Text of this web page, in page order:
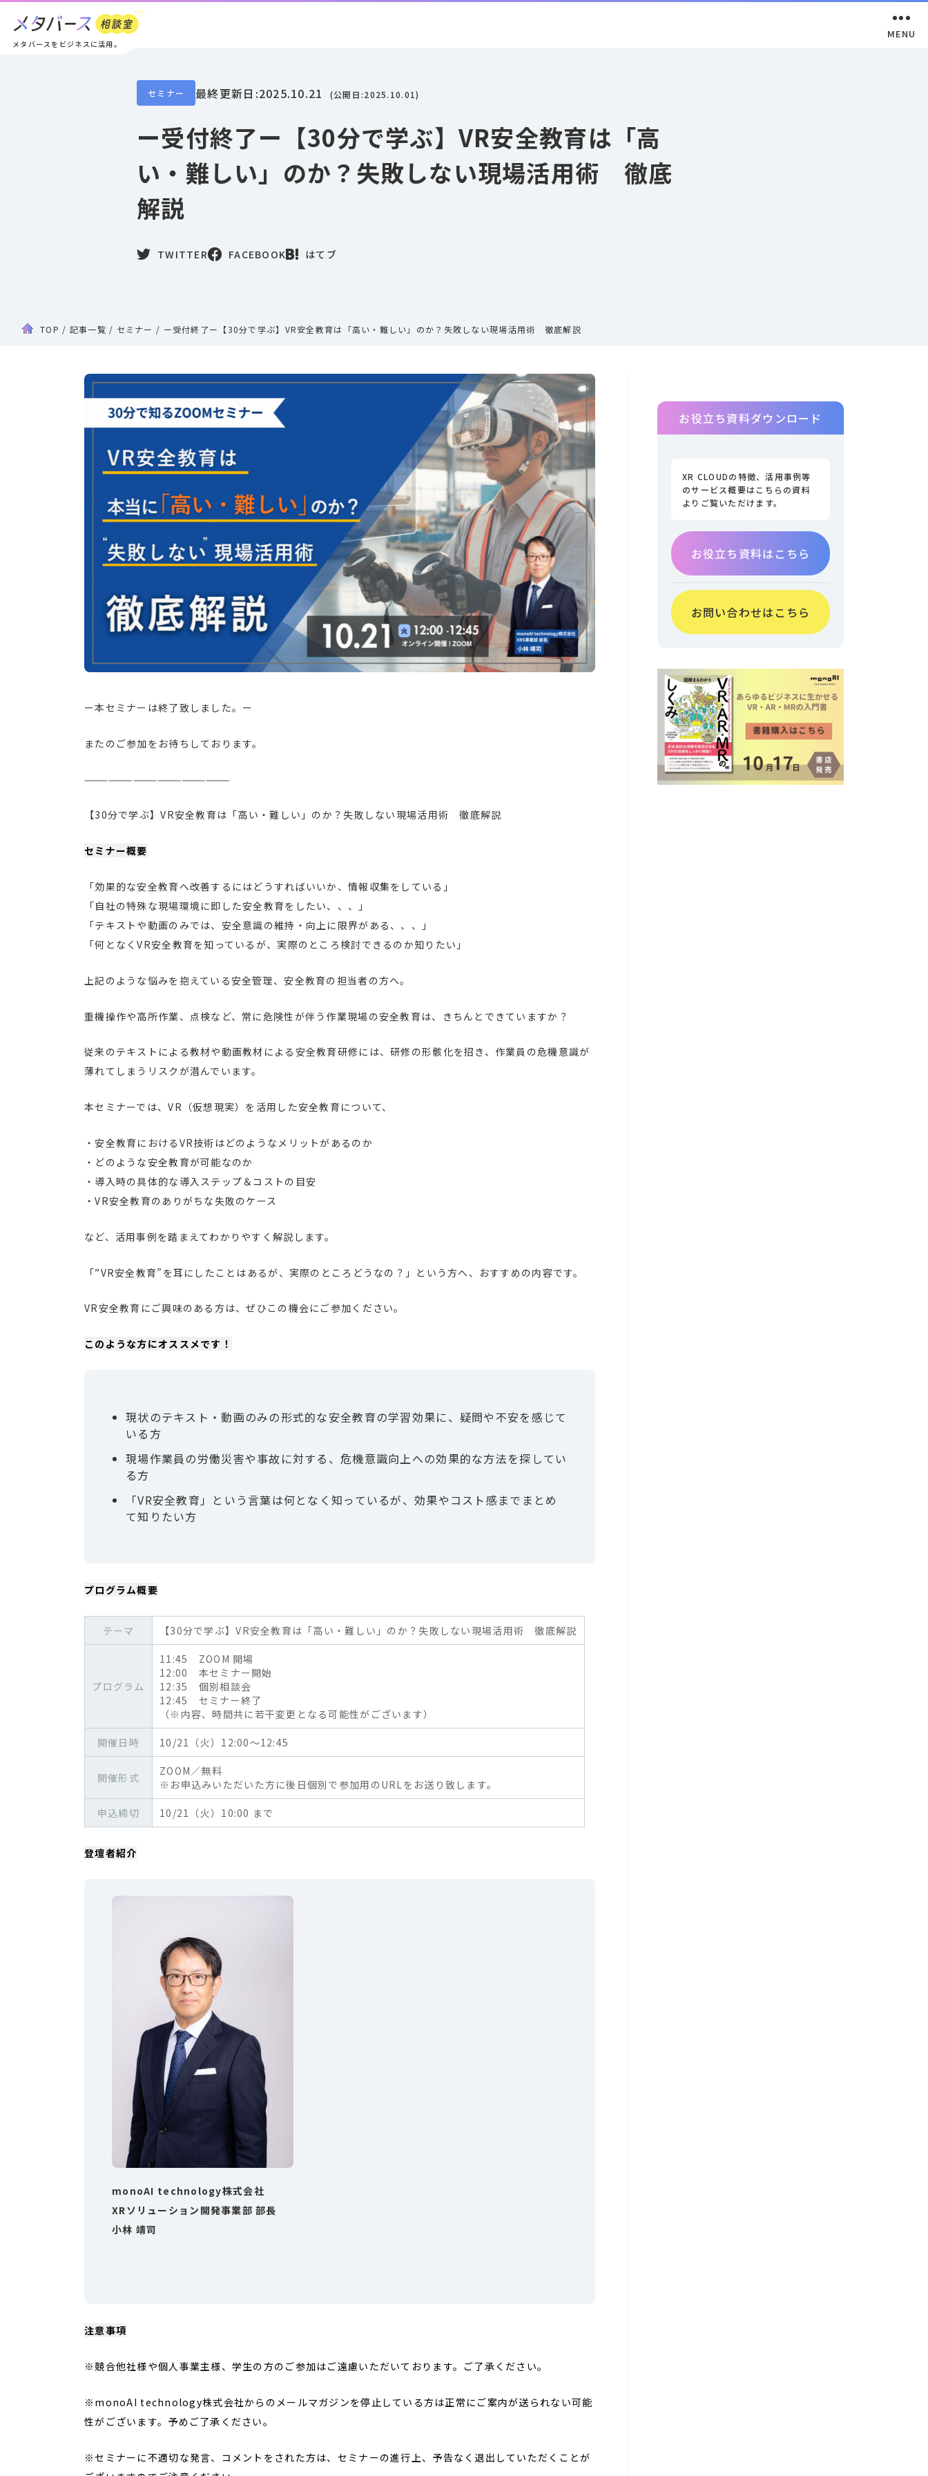
メタバースをビジネスに活用。
セミナー 最終更新日:2025.10.21 (公開日:2025.10.01)
ー受付終了ー【30分で学ぶ】VR安全教育は「高
い・難しい」のか？失敗しない現場活用術 徹底
解説
TWITTER FACEBOOK はてブ
TOP / 記事一覧 / セミナー / ー受付終了ー【30分で学ぶ】VR安全教育は「高い・難しい」のか？失敗しない現場活用術 徹底解説
ー本セミナーは終了致しました。ー
またのご参加をお待ちしております。
——————————————————
【30分で学ぶ】VR安全教育は「高い・難しい」のか？失敗しない現場活用術 徹底解説
セミナー概要
「効果的な安全教育へ改善するにはどうすればいいか、情報収集をしている」
「自社の特殊な現場環境に即した安全教育をしたい、、、」
「テキストや動画のみでは、安全意識の維持・向上に限界がある、、、」
「何となくVR安全教育を知っているが、実際のところ検討できるのか知りたい」
上記のような悩みを抱えている安全管理、安全教育の担当者の方へ。
重機操作や高所作業、点検など、常に危険性が伴う作業現場の安全教育は、きちんとできていますか？
従来のテキストによる教材や動画教材による安全教育研修には、研修の形骸化を招き、作業員の危機意識が
薄れてしまうリスクが潜んでいます。
本セミナーでは、VR（仮想現実）を活用した安全教育について、
・安全教育におけるVR技術はどのようなメリットがあるのか
・どのような安全教育が可能なのか
・導入時の具体的な導入ステップ＆コストの目安
・VR安全教育のありがちな失敗のケース
など、活用事例を踏まえてわかりやすく解説します。
「”VR安全教育”を耳にしたことはあるが、実際のところどうなの？」という方へ、おすすめの内容です。
VR安全教育にご興味のある方は、ぜひこの機会にご参加ください。
このような方にオススメです！
現状のテキスト・動画のみの形式的な安全教育の学習効果に、疑問や不安を感じて
いる方
現場作業員の労働災害や事故に対する、危機意識向上への効果的な方法を探してい
る方
「VR安全教育」という言葉は何となく知っているが、効果やコスト感までまとめ
て知りたい方
プログラム概要
テーマ 【30分で学ぶ】VR安全教育は「高い・難しい」のか？失敗しない現場活用術 徹底解説
プログラム
11:45 ZOOM 開場
12:00 本セミナー開始
12:35 個別相談会
12:45 セミナー終了
（※内容、時間共に若干変更となる可能性がございます）
開催日時 10/21（火）12:00～12:45
開催形式
ZOOM／無料
※お申込みいただいた方に後日個別で参加用のURLをお送り致します。
申込締切 10/21（火）10:00 まで
登壇者紹介
monoAI technology株式会社
XRソリューション開発事業部 部長
小林 靖司
注意事項
※競合他社様や個人事業主様、学生の方のご参加はご遠慮いただいております。ご了承ください。
※monoAI technology株式会社からのメールマガジンを停止している方は正常にご案内が送られない可能
性がございます。予めご了承ください。
※セミナーに不適切な発言、コメントをされた方は、セミナーの進行上、予告なく退出していただくことが
お役立ち資料ダウンロード
XR CLOUDの特徴、活用事例等
のサービス概要はこちらの資料
よりご覧いただけます。
お役立ち資料はこちら
お問い合わせはこちら